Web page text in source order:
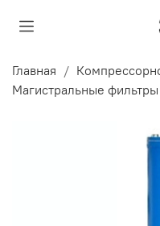
Главная
Магистральные